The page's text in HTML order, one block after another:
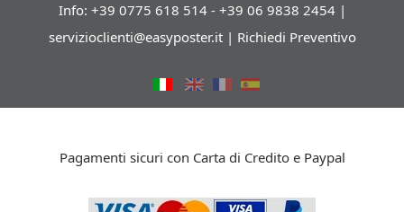
Info: +39 0775 618 514 - +39 06 9838 2454 |
servizioclienti@easyposter.it| Richiedi Preventivo
Pagamenti sicuri con Carta di Credito e Paypal